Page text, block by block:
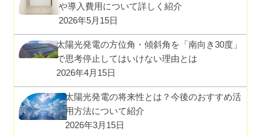
や導入費用について詳しく紹介
2026年5月15日
太陽光発電の方位角・傾斜角を「南向き30度」
で思考停止してはいけない理由とは
2026年4月15日
太陽光発電の将来性とは？今後のおすすめ活
用方法について紹介
2026年3月15日